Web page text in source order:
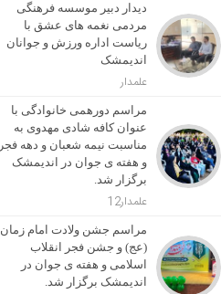
دیدار دبیر موسسه فرهنگی
مردمی نغمه های عشق با
ریاست اداره ورزش و جوانان
اندیمشک
علمدار
مراسم دورهمی خانوادگی با
عنوان کافه شادی مهدوی به
مناسبت نیمه شعبان و دهه فجر
و هفته ی جوان در اندیمشک
برگزار شد.
علمدار12
مراسم جشن ولادت امام زمان
(عج) و جشن فجر انقلاب
اسلامی و هفته ی جوان در
اندیمشک برگزار شد.